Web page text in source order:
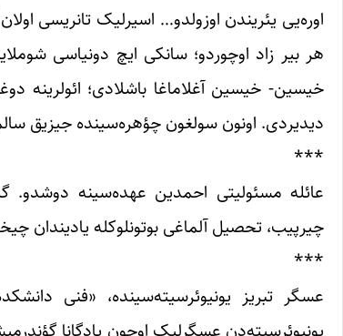
اوره‌یی یئریندن اوزولدو… اسیرلیک تانریسی
هر بیر زاد اوچوردو؛ سانکی ایچ دونیاسی
خیسین- خیسین آغلاماغا باشلادی؛ ائولرینه
دیدیردی. اونون سولغون چؤهره‌سینده جیزیق
***
عائله مسئولیتی احمدین عهده‌سینه دوشدو.
چیرپیب، تحصیل آلماغی بوتونلوکله یادیندان
***
عسگر تبریز یونیوئرسیته‌سینده، «فنی
یونیوئرسیته‌دن عسگرلیک اوچون پادگانا